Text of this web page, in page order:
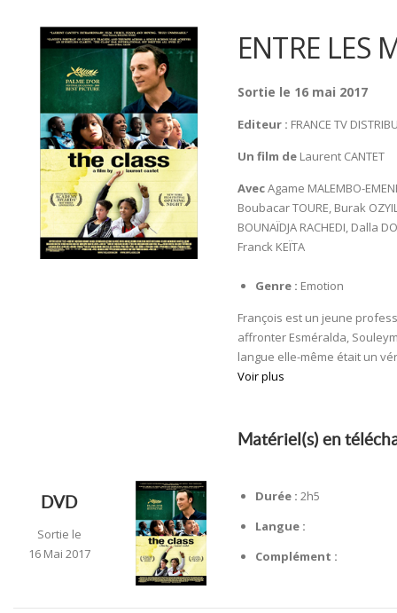
ENTRE LES
Sortie le 16 mai 2017
Editeur : FRANCE TV
Un film deLaurent CANTET
AvecAgame MALEMBO-
Boubacar TOURE, Burak
BOUNAÏDJA RACHEDI, Dalla
Franck KEÏTA
Genre : Emotion
François est un jeune
affronter Esméralda,
langue elle-même était un
Voir plus
Matériel(s) en
DVD
Sortie le
16 Mai 2017
Durée : 2h5
Langue :
Complément :